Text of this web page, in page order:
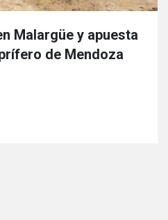
Malargüe y apuesta
de Mendoza